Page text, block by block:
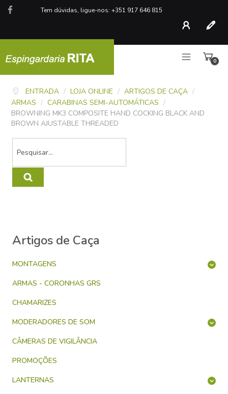
Tem dúvidas, ligue-nos: +351 917 646 815
Conta
0
ENTRADA / LOJA ONLINE / ARTIGOS DE CAÇA /
ARMAS / CARABINAS SEMI-AUTOMÁTICAS /
BROWNING MK3 COMPOSITE HAND COCKING BLACK AND
BROWN AJUSTABLE THREADED
Artigos de Caça
MONTAGENS
ARMAS - CORONHAS GRS
CHAMARIZES
MODERADORES DE SOM
CÂMERAS DE VIGILÂNCIA
PROMOÇÕES
LANTERNAS